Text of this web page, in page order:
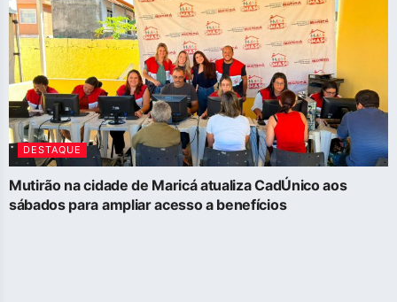
DESTAQUE
Mutirão na cidade de Maricá atualiza CadÚnico aos
sábados para ampliar acesso a benefícios